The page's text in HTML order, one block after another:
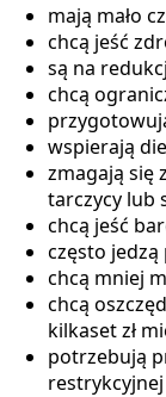
mają mało
chcą jeść
są na
chcą
wspierają
zmagają się
tarczycy lub
chcą jeść
często jedzą
chcą mniej
chcą
kilkaset zł
potrzebują